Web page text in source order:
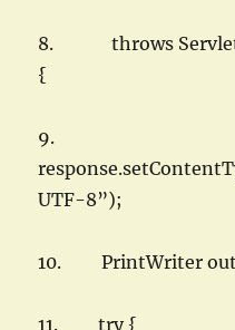
8. throws
{
9.
UTF-8”);
10. PrintWriter out
11. try {